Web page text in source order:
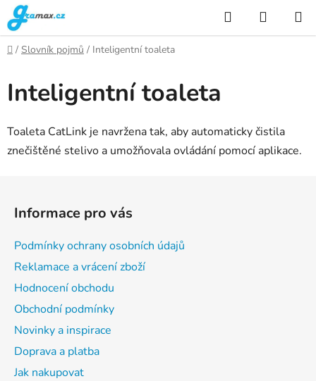
Přejít
na
obsah
Hledat
KOŠÍK
Domů
/ Slovník pojmů / Inteligentní toaleta
Inteligentní toaleta
Toaleta CatLink je navržena tak, aby automaticky čistila
znečištěné stelivo a umožňovala ovládání pomocí aplikace.
Informace pro vás
Podmínky ochrany osobních údajů
Reklamace a vrácení zboží
Hodnocení obchodu
Obchodní podmínky
Novinky a inspirace
Doprava a platba
Jak nakupovat